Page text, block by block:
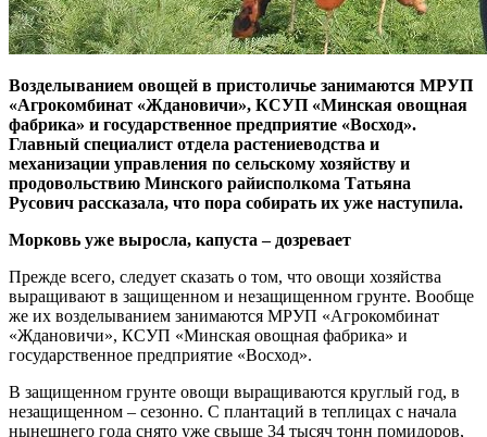
Возделыванием овощей в пристоличье занимаются МРУП
«Агрокомбинат «Ждановичи», КСУП «Минская овощная
фабрика» и государственное предприятие «Восход».
Главный специалист отдела растениеводства и
механизации управления по сельскому хозяйству и
продовольствию Минского райисполкома Татьяна
Русович рассказала, что пора собирать их уже наступила.
Морковь уже выросла, капуста – дозревает
Прежде всего, следует сказать о том, что овощи хозяйства
выращивают в защищенном и незащищенном грунте. Вообще
же их возделыванием занимаются МРУП «Агрокомбинат
«Ждановичи», КСУП «Минская овощная фабрика» и
государственное предприятие «Восход».
В защищенном грунте овощи выращиваются круглый год, в
незащищенном – сезонно. С плантаций в теплицах с начала
нынешнего года снято уже свыше 34 тысяч тонн помидоров,